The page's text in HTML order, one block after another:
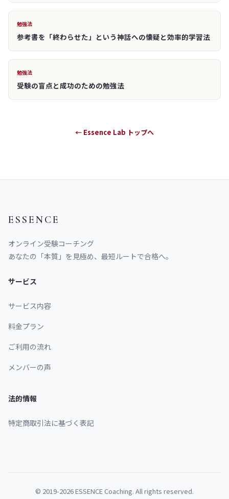
勉強法
参考書を「終わらせた」という神話への懐疑と効率的学習法
勉強法
受験の盲点と成功のための勉強法
← Essence Lab トップへ
ESSENCE
オンライン受験コーチング
あなたの「本質」を見極め、最短ルートで合格へ。
サービス
サービス内容
料金プラン
ご利用の流れ
メンバーの声
法的情報
特定商取引法に基づく表記
© 2019-2026 ESSENCE Coaching. All rights reserved.